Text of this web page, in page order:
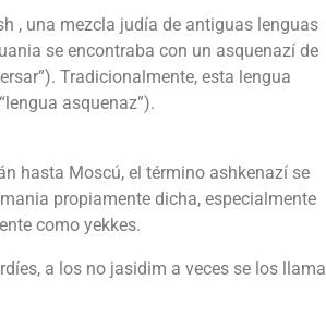
, una mezcla judía de antiguas lenguas
se encontraba con un asquenazí de
Tradicionalmente, esta lengua
asquenaz”).
hasta Moscú, el término ashkenazí se
propiamente dicha, especialmente
como yekkes.
a los no jasidim a veces se los llama